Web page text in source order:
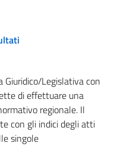
Giuridico/Legislativa con
di effettuare una
regionale. Il
con gli indici degli atti
singole